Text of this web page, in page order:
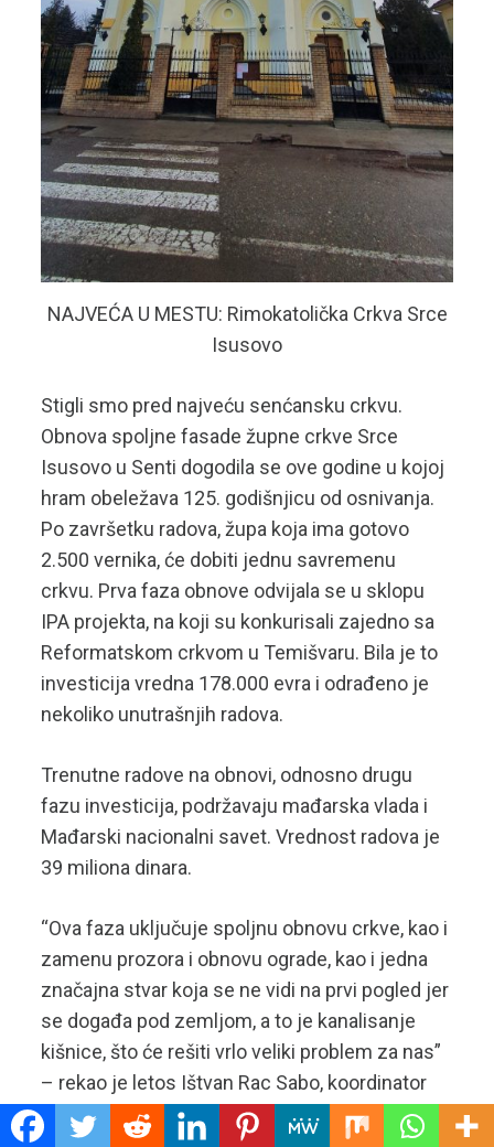
NAJVEĆA U MESTU: Rimokatolička Crkva Srce
Isusovo
Stigli smo pred najveću senćansku crkvu.
Obnova spoljne fasade župne crkve Srce
Isusovo u Senti dogodila se ove godine u kojoj
hram obeležava 125. godišnjicu od osnivanja.
Po završetku radova, župa koja ima gotovo
2.500 vernika, će dobiti jednu savremenu
crkvu. Prva faza obnove odvijala se u sklopu
IPA projekta, na koji su konkurisali zajedno sa
Reformatskom crkvom u Temišvaru. Bila je to
investicija vredna 178.000 evra i odrađeno je
nekoliko unutrašnjih radova.
Trenutne radove na obnovi, odnosno drugu
fazu investicija, podržavaju mađarska vlada i
Mađarski nacionalni savet. Vrednost radova je
39 miliona dinara.
“Ova faza uključuje spoljnu obnovu crkve, kao i
zamenu prozora i obnovu ograde, kao i jedna
značajna stvar koja se ne vidi na prvi pogled jer
se događa pod zemljom, a to je kanalisanje
kišnice, što će rešiti vrlo veliki problem za nas”
– rekao je letos Ištvan Rac Sabo, koordinator
župne Crkve Srce Isusovo u Senti.